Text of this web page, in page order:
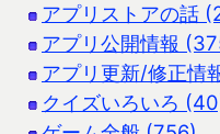
アプリストアの話
アプリ公開情報
アプリ更新/修正情
クイズいろいろ